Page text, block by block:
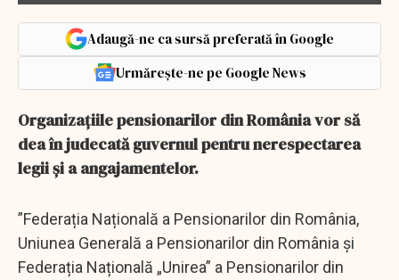
Adaugă-ne ca sursă preferată în Google
Urmărește-ne pe Google News
Organizațiile pensionarilor din România vor să
dea în judecată guvernul pentru nerespectarea
legii și a angajamentelor.
”Federația Națională a Pensionarilor din România,
Uniunea Generală a Pensionarilor din România și
Federația Națională „Unirea” a Pensionarilor din